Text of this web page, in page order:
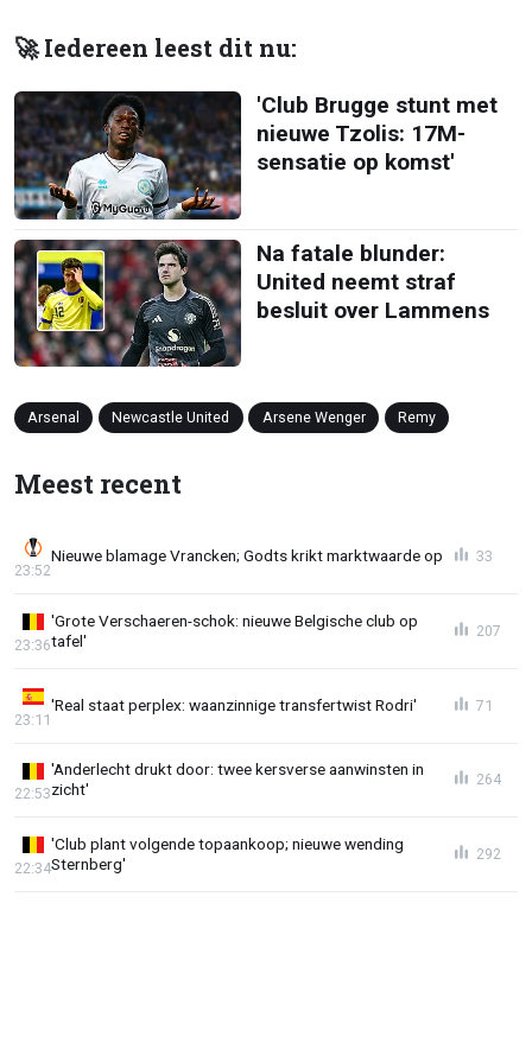
🚀 Iedereen leest dit nu:
'Club Brugge stunt met
nieuwe Tzolis: 17M-
sensatie op komst'
Na fatale blunder:
United neemt straf
besluit over Lammens
Arsenal Newcastle United Arsene Wenger Remy
Meest recent
Nieuwe blamage Vrancken; Godts krikt marktwaarde op
23:52
33
'Grote Verschaeren-schok: nieuwe Belgische club op
tafel'
23:36
207
'Real staat perplex: waanzinnige transfertwist Rodri'
23:11
71
'Anderlecht drukt door: twee kersverse aanwinsten in
zicht'
22:53
264
'Club plant volgende topaankoop; nieuwe wending
Sternberg'
22:34
292